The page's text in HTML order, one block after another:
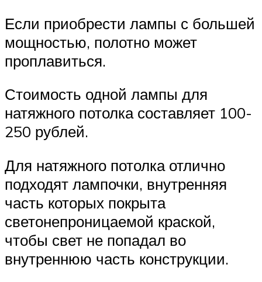
Если приобрести лампы с большей
мощностью, полотно может
проплавиться.
Стоимость одной лампы для
натяжного потолка составляет 100-
250 рублей.
Для натяжного потолка отлично
подходят лампочки, внутренняя
часть которых покрыта
светонепроницаемой краской,
чтобы свет не попадал во
внутреннюю часть конструкции.